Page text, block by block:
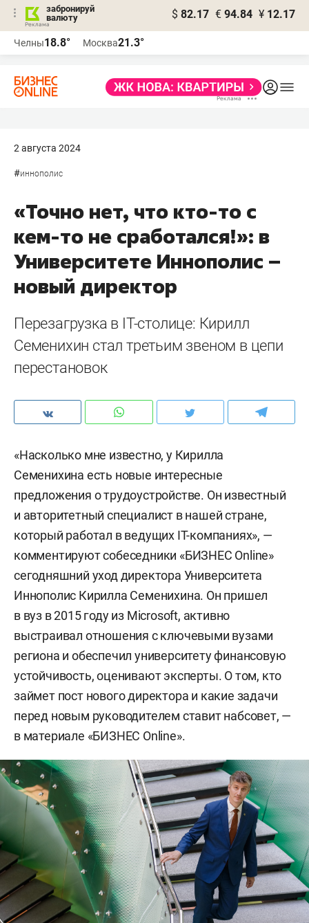
забронируй
валюту
$ 82.17 € 94.84 ¥ 12.17
Челны18.8° Москва21.3°
2 августа 2024
#иннополис
«Точно нет, что кто-то с
кем-то не сработался!»: в
Университете Иннополис –
новый директор
Перезагрузка в IT-столице: Кирилл
Семенихин стал третьим звеном в цепи
перестановок
«Насколько мне известно, у Кирилла
Семенихина есть новые интересные
предложения о трудоустройстве. Он известный
и авторитетный специалист в нашей стране,
который работал в ведущих IТ-компаниях», —
комментируют собеседники «БИЗНЕС Online»
сегодняшний уход директора Университета
Иннополис Кирилла Семенихина. Он пришел
в вуз в 2015 году из Microsoft, активно
выстраивал отношения с ключевыми вузами
региона и обеспечил университету финансовую
устойчивость, оценивают эксперты. О том, кто
займет пост нового директора и какие задачи
перед новым руководителем ставит набсовет, —
в материале «БИЗНЕС Online».